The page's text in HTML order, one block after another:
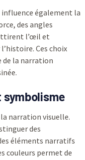
influence également la
des angles
l’œil et
Ces choix
la narration
narration visuelle.
des
éléments narratifs
couleurs permet de